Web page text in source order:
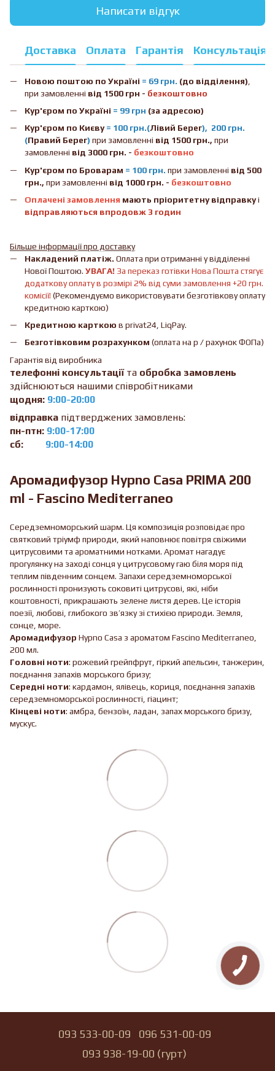
Написати відгук
Доставка Оплата Гарантія Консультація
Новою поштою по Україні = 69 грн. (до відділення)
при замовленні від 1500 грн - безкоштовно
Кур'єром по Україні = 99 грн (за адресою)
Кур'єром по Києву= 100 грн.(Лівий Берег), 200 грн.
(Правий Берег) при замовленні від 1500 грн., при
замовленні від 3000 грн. - безкоштовно
Кур'єром по Броварам = 100 грн. при замовленні від 500
грн., при замовленні від 1000 грн. - безкоштовно
Оплачені замовлення мають пріоритетну відправкуі
відправляються впродовж 3 годин
Більше інформації про доставку
Накладений платіж. Оплата при отриманні у відділенні
Нової Поштою. УВАГА! За переказ готівки Нова Пошта стягує
додаткову оплату в розмірі 2% від суми замовлення +20 грн.
комісії! (Рекомендуємо використовувати безготівкову оплату
кредитною карткою)
Кредитною карткою в privat24, LiqPay.
Безготівковим розрахунком (оплата на р / рахунок ФОПа)
Гарантія від виробника
телефонні консультації та обробка замовлень
здійснюються нашими співробітниками
щодня: 9:00-20:00
відправка підтверджених замовлень:
пн-птн: 9:00-17:00
сб:
9:00-14:00
Аромадифузор Hypno Casa PRIMA 200
ml - Fascino Mediterraneo
Середземноморський шарм. Ця композиція розповідає про
святковий тріумф природи, який наповнює повітря свіжими
цитрусовими та ароматними нотками. Аромат нагадує
прогулянку на заході сонця у цитрусовому гаю біля моря під
теплим південним сонцем. Запахи середземноморської
рослинності пронизують соковиті цитрусові, які, ніби
коштовності, прикрашають зелене листя дерев. Це історія
поезії, любові, глибокого зв’язку зі стихією природи. Земля,
сонце, море.
Аромадифузор Hypno Casa з ароматом Fascino Mediterraneo,
200 мл.
Головні ноти: рожевий грейпфрут, гіркий апельсин, танжерин,
поєднання запахів морського бризу;
Середні ноти: кардамон, ялівець, кориця, поєднання запахів
середземноморської рослинності, гіацинт;
Кінцеві ноти: амбра, бензоїн, ладан, запах морського бризу,
мускус.
093 533-00-09
096 531-00-09
093 938-19-00 (гурт)